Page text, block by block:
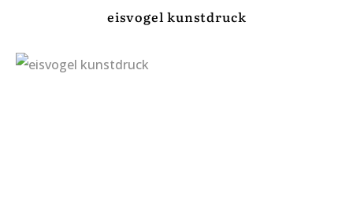
eisvogel kunstdruck